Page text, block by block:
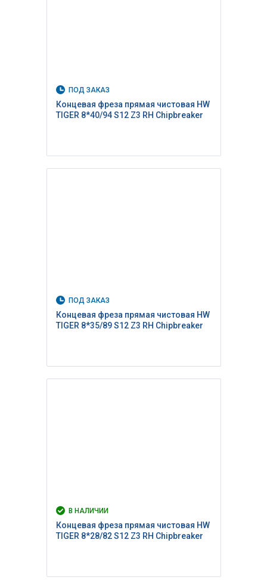
ПОД ЗАКАЗ
Концевая фреза прямая чистовая HW
TIGER 8*40/94 S12 Z3 RH Сhipbreaker
ПОД ЗАКАЗ
Концевая фреза прямая чистовая HW
TIGER 8*35/89 S12 Z3 RH Сhipbreaker
В НАЛИЧИИ
Концевая фреза прямая чистовая HW
TIGER 8*28/82 S12 Z3 RH Сhipbreaker